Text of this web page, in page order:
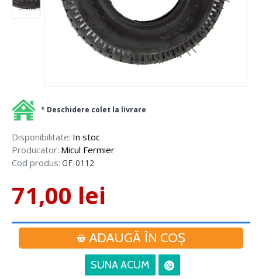
Disponibilitate: In stoc
Producator: Micul Fermier
Cod produs: GF-0112
71,00 lei
ADAUGĂ ÎN COŞ
SUNA ACUM
* Deschidere colet la livrare